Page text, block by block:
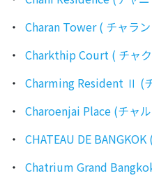
Charan Tower ( チャラ
Charkthip Court ( チャ
Charming Resident Ⅱ (
Charoenjai Place (チャル
CHATEAU DE
Chatrium Grand Bangkok (